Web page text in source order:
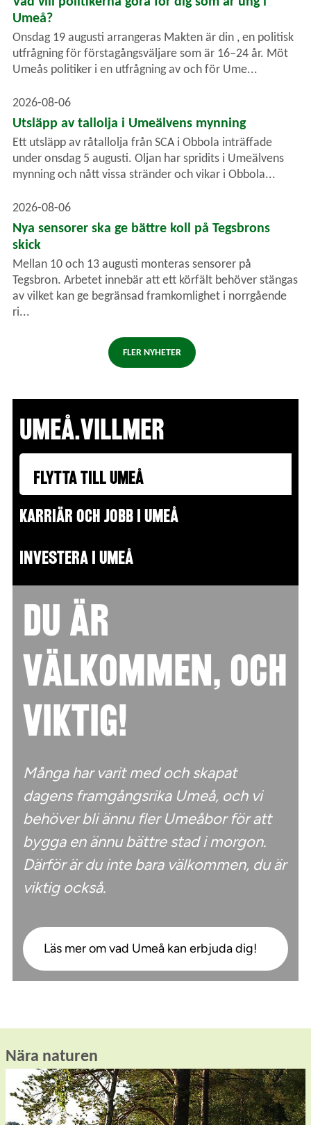
Umeå?
Onsdag 19 augusti arrangeras Makten är din , en politisk
utfrågning för förstagångsväljare som är 16–24 år. Möt
Umeås politiker i en utfrågning av och för Ume...
2026-08-06
Utsläpp av tallolja i Umeälvens mynning
Ett utsläpp av råtallolja från SCA i Obbola inträffade
under onsdag 5 augusti. Oljan har spridits i Umeälvens
mynning och nått vissa stränder och vikar i Obbola...
2026-08-06
Nya sensorer ska ge bättre koll på Tegsbrons
skick
Mellan 10 och 13 augusti monteras sensorer på
Tegsbron. Arbetet innebär att ett körfält behöver stängas
av vilket kan ge begränsad framkomlighet i norrgående
ri...
FLER NYHETER
UMEÅ. VILL MER
FLYTTA TILL UMEÅ
KARRIÄR OCH JOBB I UMEÅ
INVESTERA I UMEÅ
Du är
välkommen, och
viktig!
Många har varit med och skapat
dagens framgångsrika Umeå, och vi
behöver bli ännu fler Umeåbor för att
bygga en ännu bättre stad i morgon.
Därför är du inte bara välkommen, du är
viktig också.
Läs mer om vad Umeå kan erbjuda dig!
Nära naturen